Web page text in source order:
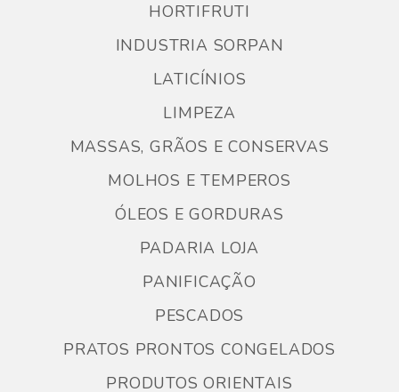
HORTIFRUTI
INDUSTRIA SORPAN
LATICÍNIOS
LIMPEZA
MASSAS, GRÃOS E CONSERVAS
MOLHOS E TEMPEROS
ÓLEOS E GORDURAS
PADARIA LOJA
PANIFICAÇÃO
PESCADOS
PRATOS PRONTOS CONGELADOS
PRODUTOS ORIENTAIS